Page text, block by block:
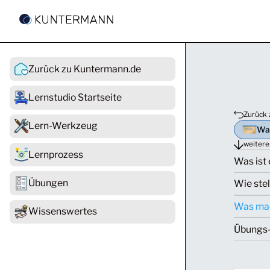
Zurück zu Kuntermann.de
Lernstudio Startseite
Lern-Werkzeug
Lernprozess
Übungen
Wissenswertes
Zurück
Was ist
Wie
Was